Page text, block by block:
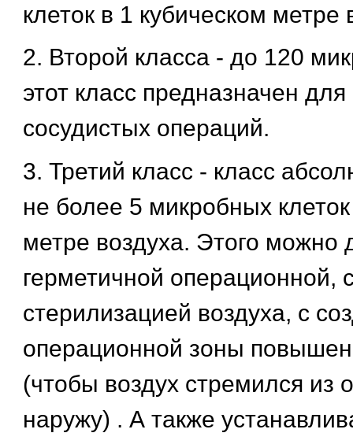
клеток в 1 кубическом метре
2. Второй класса - до 120
этот класс предназначен
сосудистых операций.
3. Третий класс - класс
не более 5 микробных
метре воздуха. Этого можно
герметичной операционной,
стерилизацией воздуха, с
операционной зоны
(чтобы воздух стремился из
наружу) . А также